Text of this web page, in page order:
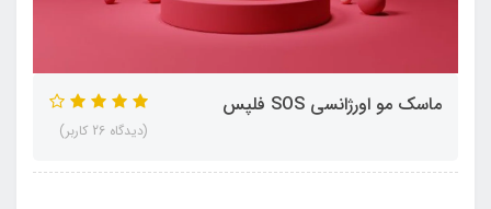
ماسک مو اورژانسی SOS فلپس
(دیدگاه 26 کاربر)